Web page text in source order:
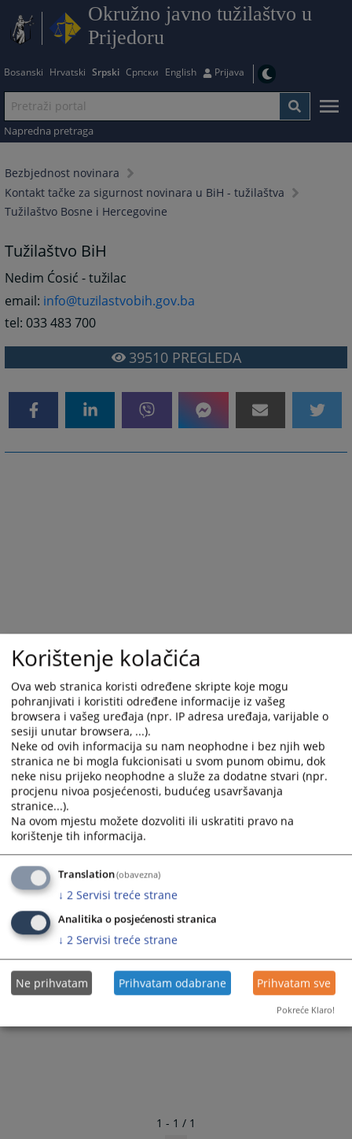
Okružno javno tužilaštvo u
Prijedoru
Bosanski Hrvatski Srpski Српски English Prijava
Napredna pretraga
Bezbjednost novinara
Kontakt tačke za sigurnost novinara u BiH - tužilaštva
Tužilaštvo Bosne i Hercegovine
Tužilaštvo BiH
Nedim Ćosić - tužilac
email: info@tuzilastvobih.gov.ba
tel: 033 483 700
39510PREGLEDA
1 - 1 / 1
Korištenje kolačića
Ova web stranica koristi određene skripte koje mogu
pohranjivati i koristiti određene informacije iz vašeg
browsera i vašeg uređaja (npr. IP adresa uređaja, varijable o
sesiji unutar browsera, ...).
Neke od ovih informacija su nam neophodne i bez njih web
stranica ne bi mogla fukcionisati u svom punom obimu, dok
neke nisu prijeko neophodne a služe za dodatne stvari (npr.
procjenu nivoa posjećenosti, budućeg usavršavanja
stranice...).
Na ovom mjestu možete dozvoliti ili uskratiti pravo na
korištenje tih informacija.
Translation(obavezna)
↓ 2 Servisi treće strane
Analitika o posjećenosti stranica
↓ 2 Servisi treće strane
Ne prihvatam Prihvatam odabrane Prihvatam sve
Pokreće Klaro!